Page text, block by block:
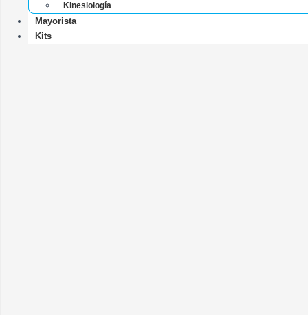
Kinesiología
Mayorista
Kits